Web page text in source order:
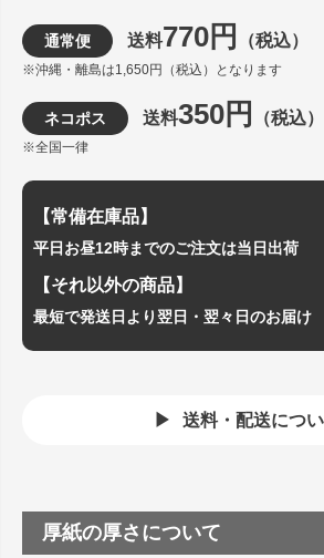
通常便 送料770円 （税込）
※沖縄・離島は1,650円（税込）となります
ネコポス 送料350円 （税込）
※全国一律
【常備在庫品】
平日お昼12時までのご注文は当日出荷
【それ以外の商品】
最短で発送日より翌日・翌々日のお届け
送料・配送につ
厚紙の厚さについて